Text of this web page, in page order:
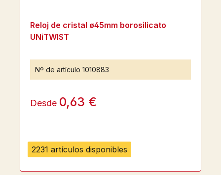
2231 artículos disponibles
Reloj de cristal ø45mm borosilicato
UNiTWIST
Nº de artículo 1010883
Desde 0,63 €